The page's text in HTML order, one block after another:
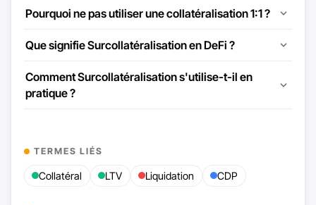
Pourquoi ne pas utiliser une collatéralisation 1:1 ?
Que signifie Surcollatéralisation en DeFi ?
Comment Surcollatéralisation s'utilise-t-il en
pratique ?
TERMES LIÉS
Collatéral LTV Liquidation CDP